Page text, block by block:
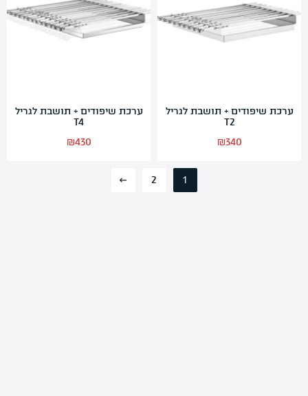
ערכת שיפודים + תושבת לגריל
T2
₪340
ערכת שיפודים + תושבת לגריל
T4
₪430
1
2
←